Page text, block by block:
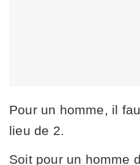
Pour un homme, il
lieu de 2.
Soit pour un homme